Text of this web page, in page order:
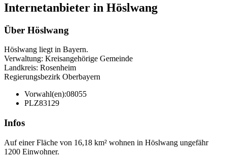
Internetanbieter in Höslwang
Über Höslwang
Höslwang liegt in Bayern.
Verwaltung: Kreisangehörige Gemeinde
Landkreis: Rosenheim
Regierungsbezirk Oberbayern
Vorwahl(en):08055
PLZ83129
Infos
Auf einer Fläche von 16,18 km² wohnen in Höslwang ungefähr
1200 Einwohner.